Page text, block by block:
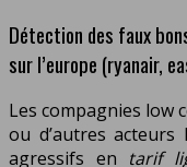
Détection des faux
sur l’europe (ryanair,
Les compagnies low
ou d’autres
agressifs en tarif